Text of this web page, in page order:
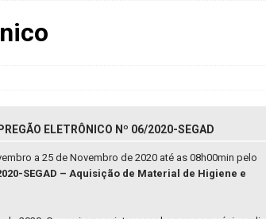
ELETRÔNICO Nº 06/2020-SEGAD
a 25 de Novembro de 2020 até as 08h00min pelo
SEGAD – Aquisição de Material de Higiene e